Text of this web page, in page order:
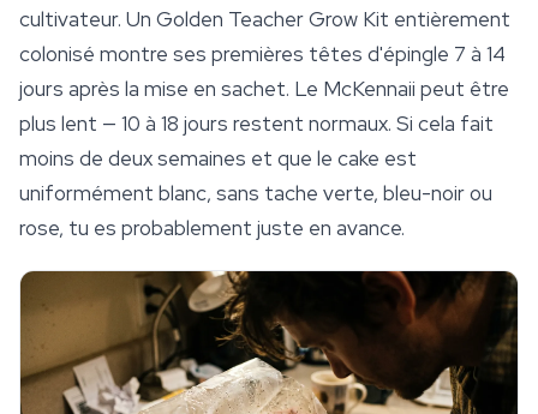
cultivateur. Un Golden TeacherGrow Kit entièrement
colonisé montre ses premières têtes d'épingle 7 à 14
jours après la mise en sachet. Le McKennaii peut être
plus lent — 10 à 18 jours restent normaux. Si cela fait
moins de deux semaines et que le cake est
uniformément blanc, sans tache verte, bleu-noir ou
rose, tu es probablement juste en avance.